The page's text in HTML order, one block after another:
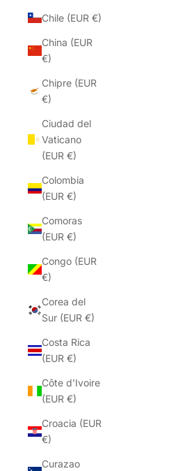
Chile (EUR €)
China (EUR
€)
Chipre (EUR
€)
Ciudad del
Vaticano
(EUR €)
Colombia
(EUR €)
Comoras
(EUR €)
Congo (EUR
€)
Corea del
Sur (EUR €)
Costa Rica
(EUR €)
Côte d’Ivoire
(EUR €)
Croacia (EUR
€)
Curazao